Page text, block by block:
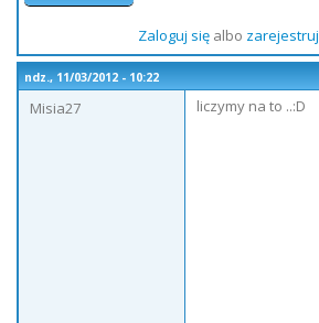
Zaloguj sięalbo zarejestruj
ndz., 11/03/2012 - 10:22
Misia27
liczymy na to ..:D